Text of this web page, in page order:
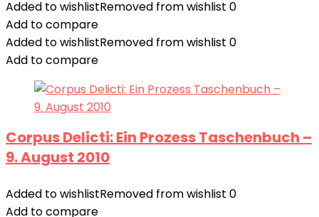
Added to wishlistRemoved from wishlist 0
Add to compare
Added to wishlistRemoved from wishlist 0
Add to compare
Corpus Delicti: Ein Prozess Taschenbuch –
9. August 2010
Added to wishlistRemoved from wishlist 0
Add to compare